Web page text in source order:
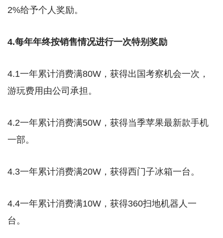
2%给予个人奖励。
4.每年年终按销售情况进行一次特别奖励
4.1一年累计消费满80W，获得出国考察机会一次，
游玩费用由公司承担。
4.2一年累计消费满50W，获得当季苹果最新款手机
一部。
4.3一年累计消费满20W，获得西门子冰箱一台。
4.4一年累计消费满10W，获得360扫地机器人一
台。